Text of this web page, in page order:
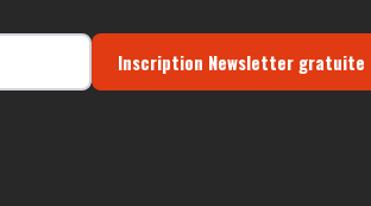
Inscription Newsletter gratuite